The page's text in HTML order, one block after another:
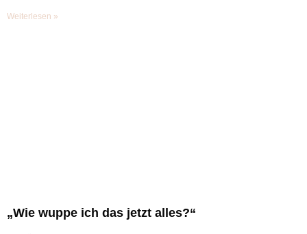
Weiterlesen »
„Wie wuppe ich das jetzt alles?“